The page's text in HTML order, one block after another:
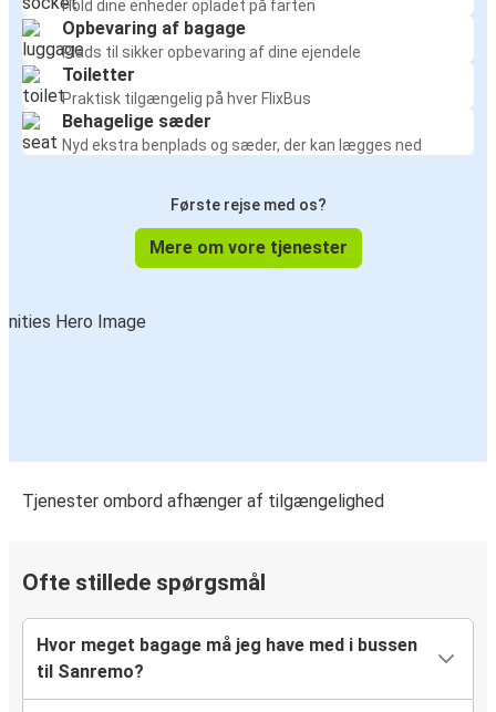
Hold dine enheder opladet på farten
Opbevaring af bagage
Plads til sikker opbevaring af dine ejendele
Toiletter
Praktisk tilgængelig på hver FlixBus
Behagelige sæder
Nyd ekstra benplads og sæder, der kan lægges ned
Første rejse med os?
Mere om vore tjenester
Tjenester ombord afhænger af tilgængelighed
Ofte stillede spørgsmål
Hvor meget bagage må jeg have med i bussen
til Sanremo?